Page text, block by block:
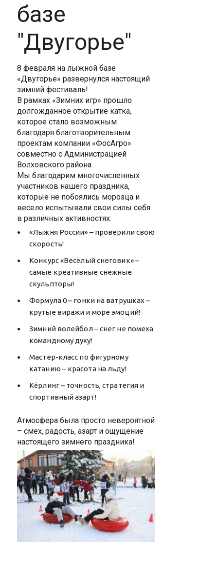
базе
"Двугорье"
8 февраля на лыжной базе
«Двугорье» развернулся настоящий
зимний фестиваль!
В рамках «Зимних игр» прошло
долгожданное открытие катка,
которое стало возможным
благодаря благотворительным
проектам компании «ФосАгро»
совместно с Администрацией
Волховского района.
Мы благодарим многочисленных
участников нашего праздника,
которые не побоялись морозца и
весело испытывали свои силы себя
в различных активностях:
«Лыжня России» – проверили свою
скорость!
Конкурс «Весёлый снеговик» –
самые креативные снежные
скульпторы!
Формула 0 – гонки на ватрушках –
крутые виражи и море эмоций!
Зимний волейбол – снег не помеха
командному духу!
Мастер-класс по фигурному
катанию – красота на льду!
Кёрлинг – точность, стратегия и
спортивный азарт!
Атмосфера была просто невероятной
– смех, радость, азарт и ощущение
настоящего зимнего праздника!